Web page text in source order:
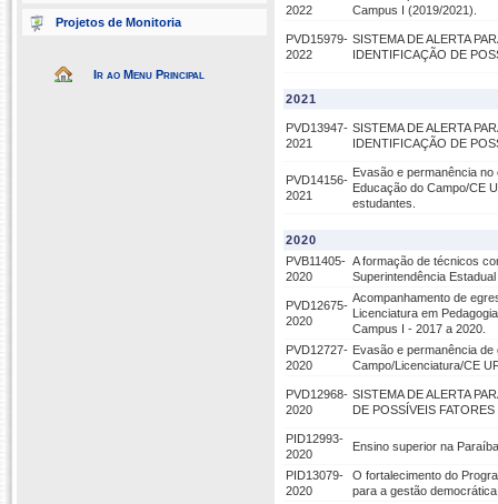
Projetos de Monitoria
Ir ao Menu Principal
2022
Campus I (2019/2021).
PVD15979-
2022
SISTEMA DE ALERTA
IDENTIFICAÇÃO DE
2021
PVD13947-
2021
SISTEMA DE ALERTA
IDENTIFICAÇÃO DE
PVD14156-
2021
Evasão e permanência
Educação do Campo/CE
estudantes.
2020
PVB11405-
2020
A formação de técnicos
Superintendência
PVD12675-
2020
Acompanhamento de
Licenciatura em
Campus I - 2017 a 2020.
PVD12727-
2020
Evasão e permanência
Campo/Licenciatura/CE
PVD12968-
2020
SISTEMA DE ALERTA
DE POSSÍVEIS
PID12993-
2020
Ensino superior na
PID13079-
2020
O fortalecimento do
para a gestão